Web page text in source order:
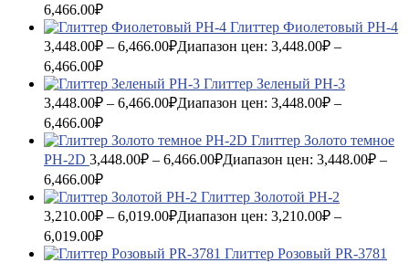
6,466.00₽
Глиттер Фиолетовый PH-4
3,448.00₽ – 6,466.00₽Диапазон цен: 3,448.00₽ –
6,466.00₽
Глиттер Зеленый PH-3
3,448.00₽ – 6,466.00₽Диапазон цен: 3,448.00₽ –
6,466.00₽
Глиттер Золото темное
PH-2D 3,448.00₽ – 6,466.00₽Диапазон цен: 3,448.00₽ –
6,466.00₽
Глиттер Золотой PH-2
3,210.00₽ – 6,019.00₽Диапазон цен: 3,210.00₽ –
6,019.00₽
Глиттер Розовый PR-3781